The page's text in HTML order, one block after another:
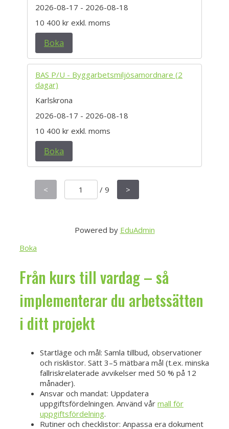
2026-08-17 - 2026-08-18
10 400 kr exkl. moms
Boka
BAS P/U - Byggarbetsmiljösamordnare (2
dagar)
Karlskrona
2026-08-17 - 2026-08-18
10 400 kr exkl. moms
Boka
< / 9 >
Powered by EduAdmin
Boka
Från kurs till vardag – så
implementerar du arbetssätten
i ditt projekt
Startläge och mål: Samla tillbud, observationer
och risklistor. Sätt 3–5 mätbara mål (t.ex. minska
fallriskrelaterade avvikelser med 50 % på 12
månader).
Ansvar och mandat: Uppdatera
uppgiftsfördelningen. Använd vår mall för
uppgiftsfördelning.
Rutiner och checklistor: Anpassa era dokument